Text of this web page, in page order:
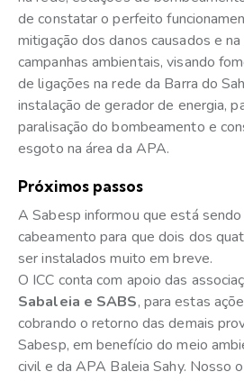
de constatar o perfeito
mitigação dos danos causados e
campanhas ambientais, visando
de ligações na rede da Barra do
instalação de gerador de energia,
paralisação do bombeamento e
esgoto na área da APA.
Próximos passos
A Sabesp informou que está
cabeamento para que dois dos
ser instalados muito em breve.
O ICC conta com apoio das
Sabaleia e SABS, para estas
cobrando o retorno das demais
Sabesp, em benefício do meio
civil e da APA Baleia Sahy. Nosso